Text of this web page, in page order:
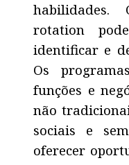
rotation
identificar e
Os
funções e
não
sociais e
oferecer